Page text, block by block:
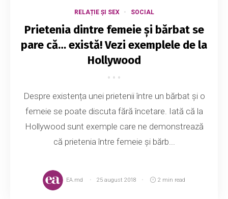
RELAȚIE ȘI SEX SOCIAL
Prietenia dintre femeie și bărbat se
pare că… există! Vezi exemplele de la
Hollywood
Despre existența unei prietenii între un bărbat și o
femeie se poate discuta fără încetare. Iată că la
Hollywood sunt exemple care ne demonstrează
că prietenia între femeie și bărb...
EA.md 25 august 2018 2 min read